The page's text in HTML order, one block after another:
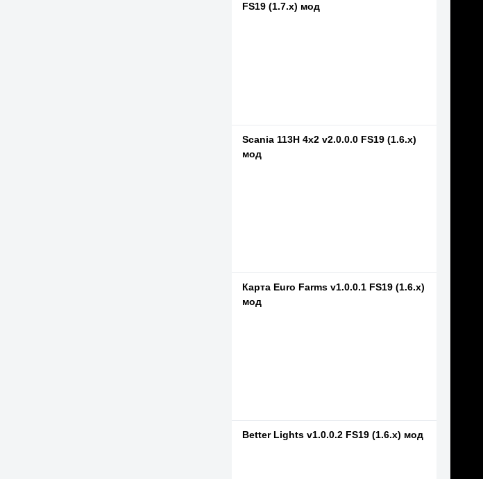
FS19 (1.7.x) мод
Scania 113H 4x2 v2.0.0.0 FS19 (1.6.x)
мод
Карта Euro Farms v1.0.0.1 FS19 (1.6.x)
мод
Better Lights v1.0.0.2 FS19 (1.6.x) мод